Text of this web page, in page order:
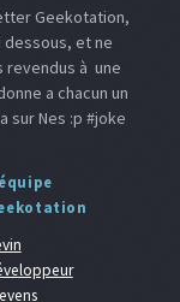
Geekotation,
et ne
revendus à une
a chacun un
sur Nes :p #joke